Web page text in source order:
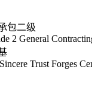
包二级
2 General
Trust Forges